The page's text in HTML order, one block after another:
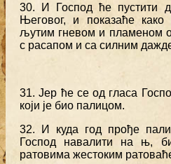
30. И Господ ће пустити
Његовог, и показаће
љутим гневом и пламеном
с расапом и са силним
31. Јер ће се од гласа
који је био палицом.
32. И куда год прође
Господ навалити на њ,
ратовима жестоким